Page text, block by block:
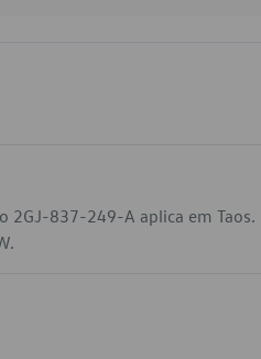
837-249-A aplica em Taos.